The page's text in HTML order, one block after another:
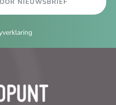
NIEUWSBRIEF